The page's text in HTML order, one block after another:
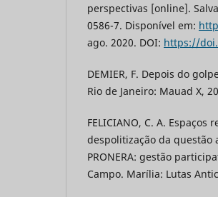
perspectivas [online].
0586-7. Disponível em:
ago. 2020. DOI: https://
DEMIER, F. Depois do
Rio de Janeiro: Mauad X,
FELICIANO, C. A.
despolitização da questão
PRONERA: gestão
Campo. Marília: Lutas